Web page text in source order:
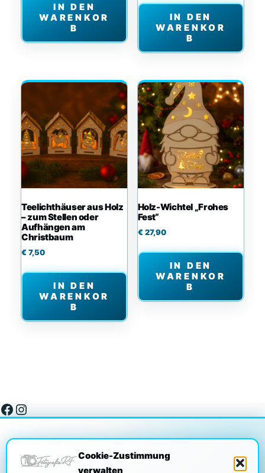
Cookie-Zustimmung
verwalten
IN DEN
WARENKOR
B
IN DEN
WARENKOR
B
Teelichthäuser aus Holz
– zum Stellen oder
Aufhängen am
Christbaum
€ 7,50
IN DEN
WARENKOR
B
Holz-Wichtel „Frohes
Fest“
€27,90
IN DEN
WARENKOR
B
Facebook
Instagram